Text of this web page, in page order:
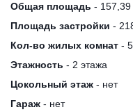
Общая площадь - 157,39
Площадь застройки -
Кол-во жилых комнат - 5
Этажность - 2 этажа
Цокольный этаж - нет
Гараж - нет